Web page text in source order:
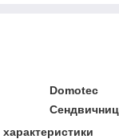
Domotec
характеристики